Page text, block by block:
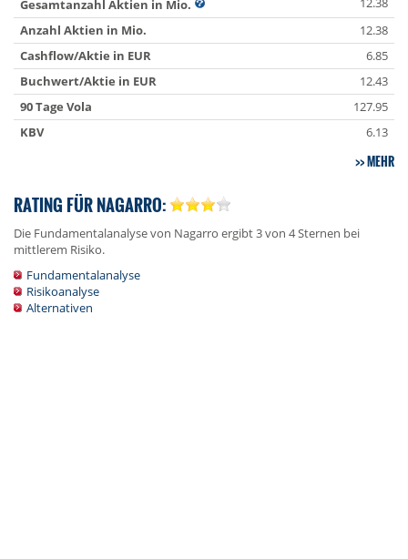
Gesamtanzahl Aktien in Mio.
Anzahl Aktien in Mio.
12.38
Cashflow/Aktie in EUR
6.85
Buchwert/Aktie in EUR
12.43
90 Tage Vola
127.95
KBV
6.13
MEHR
RATING FÜR NAGARRO:
Die Fundamentalanalyse von Nagarro ergibt 3 von 4 Sternen bei
mittlerem Risiko.
Fundamentalanalyse
Risikoanalyse
Alternativen